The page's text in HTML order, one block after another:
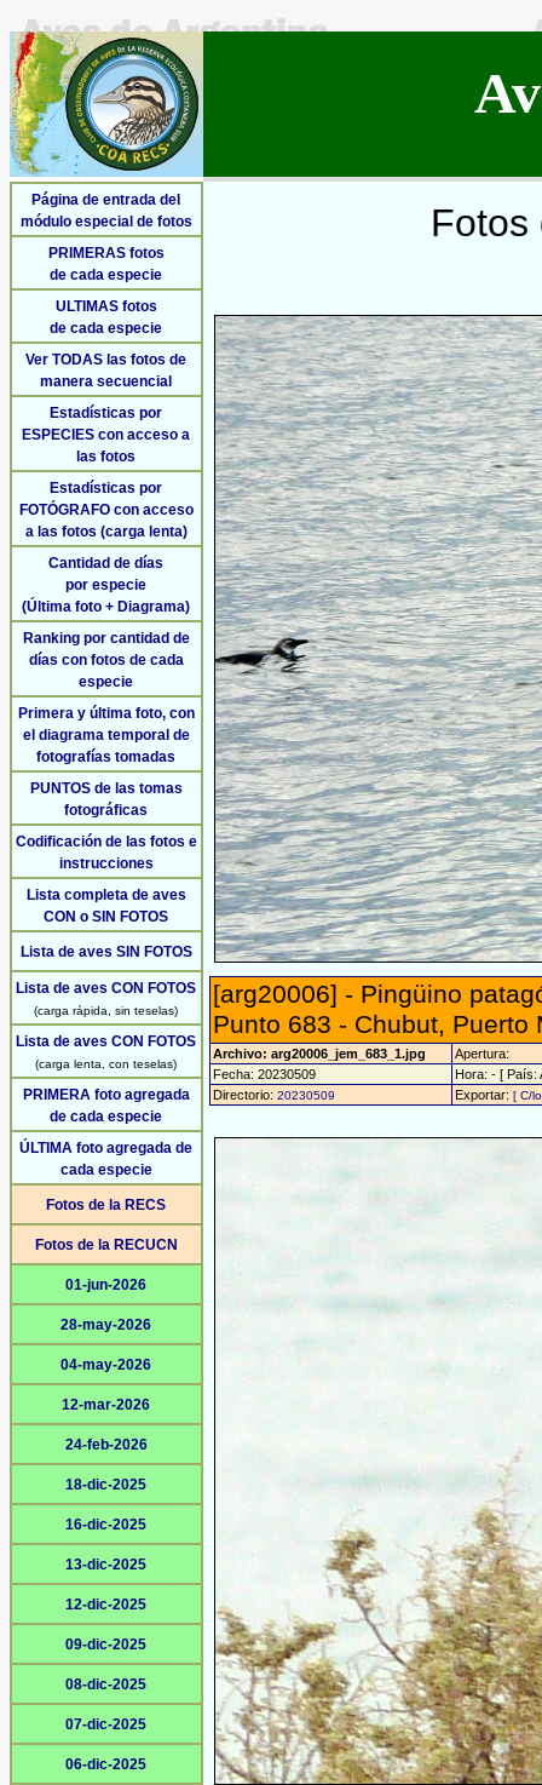
Página de entrada del
módulo especial de fotos
PRIMERAS fotos
de cada especie
ULTIMAS fotos
de cada especie
Ver TODAS las fotos de
manera secuencial
Estadísticas por
ESPECIES con acceso a
las fotos
Estadísticas por
FOTÓGRAFO con acceso
a las fotos (carga lenta)
Cantidad de días
por especie
(Última foto + Diagrama)
Ranking por cantidad de
días con fotos de cada
especie
Primera y última foto, con
el diagrama temporal de
fotografías tomadas
PUNTOS de las tomas
fotográficas
Codificación de las fotos e
instrucciones
Lista completa de aves
CON o SIN FOTOS
Lista de aves SIN FOTOS
Lista de aves CON FOTOS
(carga rápida, sin teselas)
Lista de aves CON FOTOS
(carga lenta, con teselas)
PRIMERA foto agregada
de cada especie
ÚLTIMA foto agregada de
cada especie
Fotos de la RECS
Fotos de la RECUCN
01-jun-2026
28-may-2026
04-may-2026
12-mar-2026
24-feb-2026
18-dic-2025
16-dic-2025
13-dic-2025
12-dic-2025
09-dic-2025
08-dic-2025
07-dic-2025
06-dic-2025
Fotos
[arg20006] - Pingüino
Punto 683 - Chubut, Puerto
Archivo: arg20006_jem_683_1.jpg
Apertura:
Fecha: 20230509
Hora: - [ País:
Directorio: 20230509 Exportar: [ C/